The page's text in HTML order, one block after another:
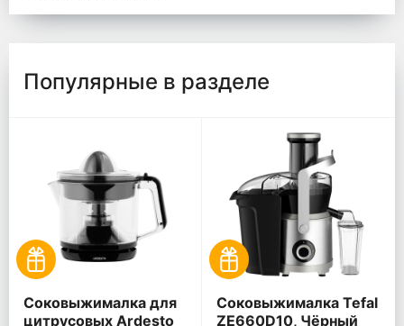
Популярные в разделе
Соковыжималка для
цитрусовых Ardesto
Соковыжималка Tefal
ZE660D10, Чёрный